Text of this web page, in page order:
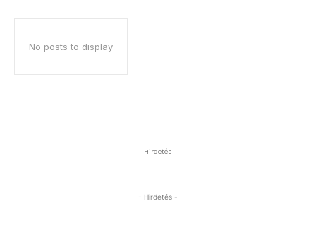
No posts to display
- Hirdetés -
- Hirdetés -